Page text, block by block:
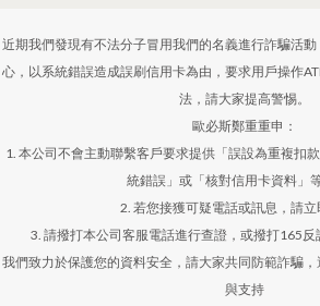
近期我們發現有不法分子冒用我們的名義進行詐騙活
心，以系統錯誤造成誤刷信用卡為由，要求用戶操作
法，請大家提高警惕。
歐必斯鄭重重申：
1. 本公司不會主動聯繫客戶要求提供「誤設為重複扣
統錯誤」或「核對信用卡資料」等
2. 若您接獲可疑電話或訊息，請立
3. 請撥打本公司客服電話進行查證，或撥打165反
我們致力於保護您的資料安全，請大家共同防範詐騙
與支持